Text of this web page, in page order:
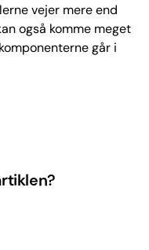
vejer mere end
også komme meget
går i